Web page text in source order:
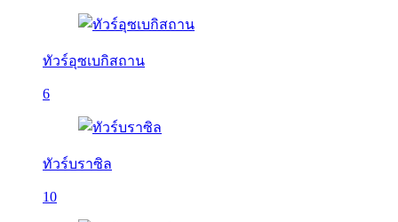
ทัวร์อุซเบกิสถาน
6
ทัวร์บราซิล
10